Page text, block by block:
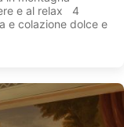
beauty;
e al relax 4
e colazione dolce e